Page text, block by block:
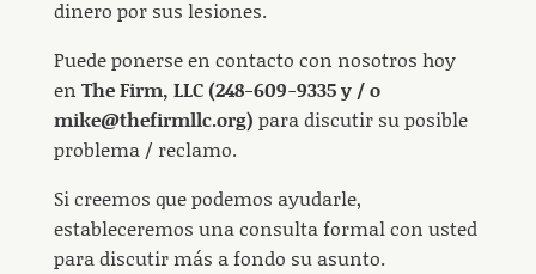
dinero por sus lesiones.
Puede ponerse en contacto con nosotros hoy
en The Firm, LLC (248-609-9335 y / o
mike@thefirmllc.org) para discutir su posible
problema / reclamo.
Si creemos que podemos ayudarle,
estableceremos una consulta formal con usted
para discutir más a fondo su asunto.